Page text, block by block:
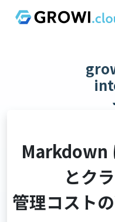
Markdown
とク
管理コスト